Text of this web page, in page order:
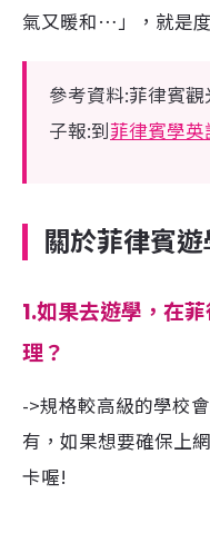
氣又暖和…」，就是
參考資料:菲律賓觀
子報:到菲律賓學英
關於菲律賓
1.如果去遊學，在
理？
->規格較高級的學校
有，如果想要確保上
卡喔!